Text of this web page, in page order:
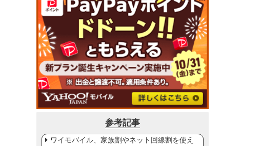
参考記事
ワイモバイル、家族割やネット回線割を使え